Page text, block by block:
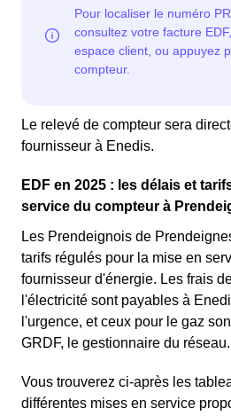
Le relevé de compteur sera
fournisseur à Enedis.
EDF en 2025 : les délais et
service du compteur à
Les Prendeignois de
tarifs régulés pour la mise en
fournisseur d'énergie. Les frais
l'électricité sont payables à
l'urgence, et ceux pour le gaz
GRDF, le gestionnaire du réseau.
Vous trouverez ci-après les
différentes mises en service